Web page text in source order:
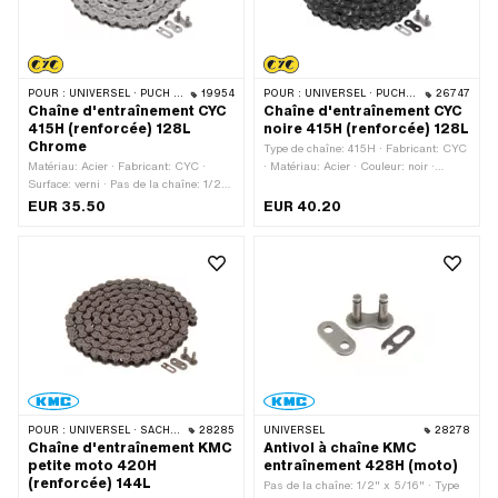
POUR : UNIVERSEL · PUCH · SACHS · PONY / CILO (BÊTA 521 & 512) · ZÜNDAPP BELMONDO · TOMOS · BYE BIKE 19954
Chaîne d'entraînement CYC
415H (renforcée) 128L
Chrome
Matériau: Acier · Fabricant: CYC ·
Surface: verni · Pas de la chaîne: 1/2"
x 3/16" · Type de chaîne: 415H ·
cadenas à chaîne: Fermeture à ressort
EUR 35.50
POUR : UNIVERSEL · PUCH · SACHS · PONY / CILO (BÊTA 521 & 512) · ZÜNDAPP BELMONDO · TOMOS · BYE BIKE 26747
Chaîne d'entraînement CYC
noire 415H (renforcée) 128L
Type de chaîne: 415H · Fabricant: CYC
· Matériau: Acier · Couleur: noir ·
roulement: 1626 mm · Pas de la
EUR 40.20
POUR : UNIVERSEL · SACHS · KREIDLER 28285
Chaîne d'entraînement KMC
petite moto 420H
(renforcée) 144L
UNIVERSEL 28278
Antivol à chaîne KMC
entraînement 428H (moto)
Pas de la chaîne: 1/2" x 5/16" · Type